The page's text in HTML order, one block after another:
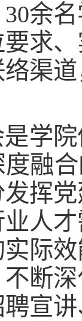
余
求
渠
学
融
挥
人
际
断
宣